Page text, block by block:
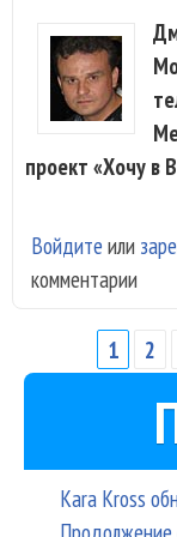
проект «Хочу в
Войдите или
комментарии
Страницы
1 2
Kara Kross